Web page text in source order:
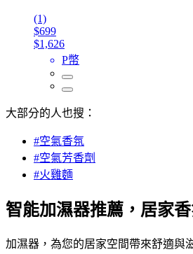
(1)
$699
$1,626
P幣
大部分的人也搜：
#空氣香氛
#空氣芳香劑
#火雞麵
智能加濕器推薦，居家
加濕器，為您的居家空間帶來舒適與